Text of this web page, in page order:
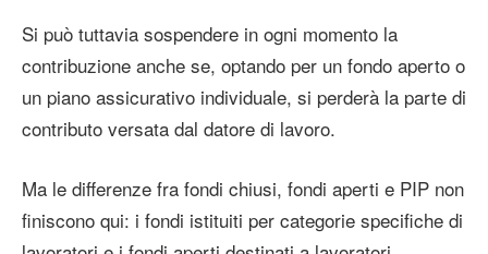
Si può tuttavia sospendere in ogni momento la
contribuzione anche se, optando per un fondo aperto o
un piano assicurativo individuale, si perderà la parte di
contributo versata dal datore di lavoro.
Ma le differenze fra fondi chiusi, fondi aperti e PIP non
finiscono qui: i fondi istituiti per categorie specifiche di